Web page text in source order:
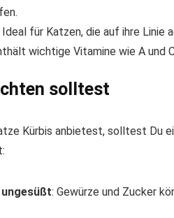
Ideal für Katzen, die auf ihre Linie
wichtige Vitamine wie A und
solltest
Kürbis anbietest, solltest Du
: Gewürze und Zucker